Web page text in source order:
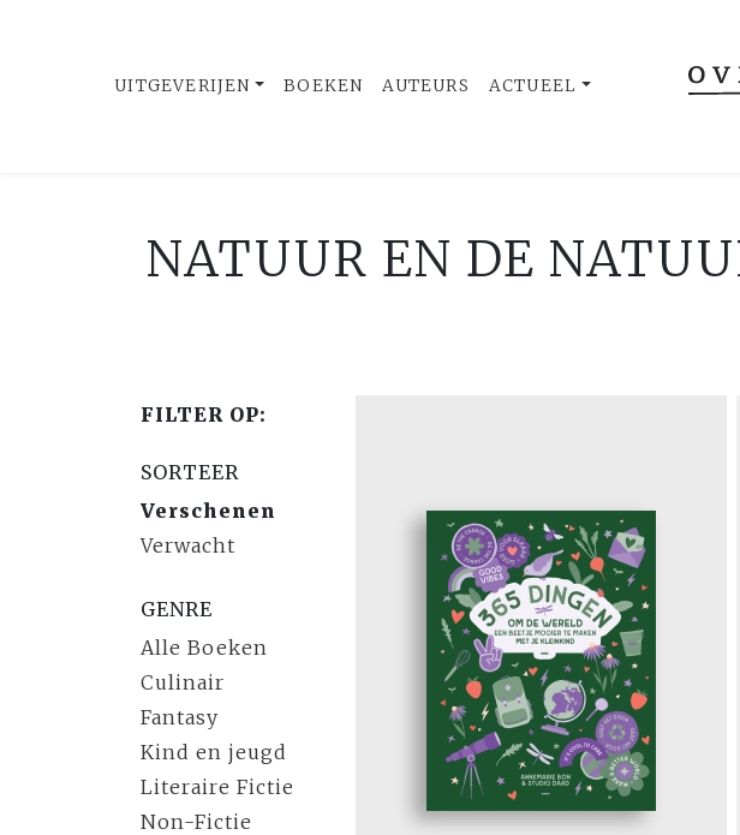
UITGEVERIJEN BOEKEN AUTEURS ACTUEEL
NATUUR EN DE
FILTER OP:
SORTEER
Verschenen
Verwacht
GENRE
Alle Boeken
Culinair
Fantasy
Kind en jeugd
Literaire Fictie
Non-Fictie